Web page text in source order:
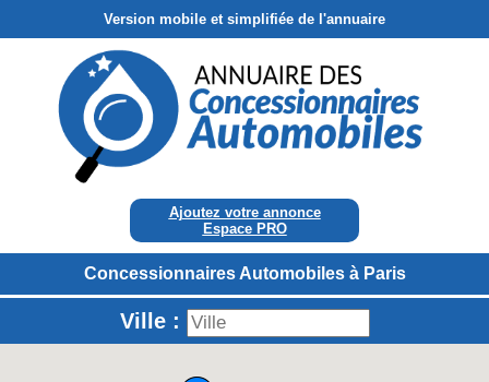
Version mobile et simplifiée de l'annuaire
Ajoutez votre annonce
Espace PRO
Concessionnaires Automobiles à Paris
Ville :